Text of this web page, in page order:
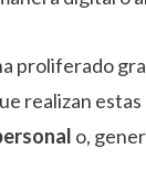
proliferado
realizan
o,